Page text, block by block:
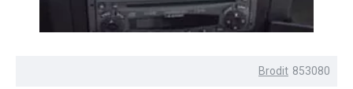
Brodit 853080